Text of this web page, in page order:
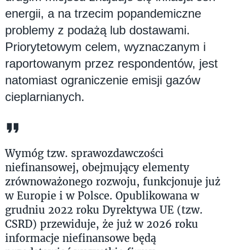
energii, a na trzecim popandemiczne
problemy z podażą lub dostawami.
Priorytetowym celem, wyznaczanym i
raportowanym przez respondentów, jest
natomiast ograniczenie emisji gazów
cieplarnianych.
Wymóg tzw. sprawozdawczości
niefinansowej, obejmujący elementy
zrównoważonego rozwoju, funkcjonuje już
w Europie i w Polsce. Opublikowana w
grudniu 2022 roku Dyrektywa UE (tzw.
CSRD) przewiduje, że już w 2026 roku
informacje niefinansowe będą